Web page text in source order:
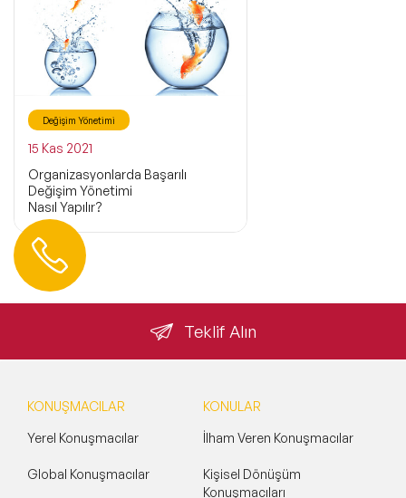
Değişim Yönetimi
15 Kas 2021
Organizasyonlarda Başarılı
Değişim Yönetimi
Nasıl Yapılır?
Teklif Alın
Hemen Ulaşın
KONUŞMACILAR
Yerel Konuşmacılar
Global Konuşmacılar
KONULAR
İlham Veren Konuşmacılar
Kişisel Dönüşüm
Konuşmacıları